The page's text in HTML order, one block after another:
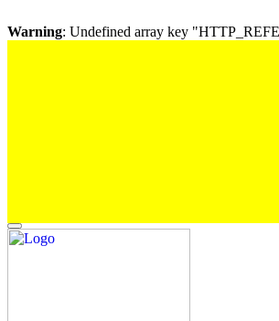
Warning: Undefined array key